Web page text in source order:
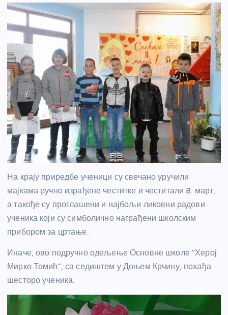
На крају приредбе ученици су свечано уручили
мајкама ручно израђене честитке и честитали 8. март,
а такође су проглашени и најбољи ликовни радови
ученика који су симболично награђени школским
прибором за цртање.
Иначе, ово подручно одељење Основне школе “Херој
Мирко Томић”, са седиштем у Доњем Крчину, похађа
шесторо ученика.